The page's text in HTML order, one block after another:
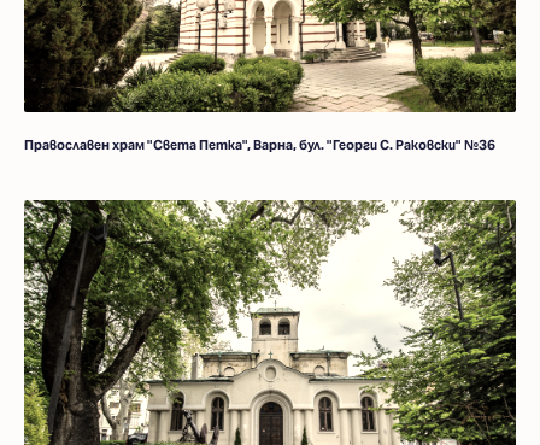
Православен храм "Света Петка", Варна, бул. "Георги С. Раковски" №36